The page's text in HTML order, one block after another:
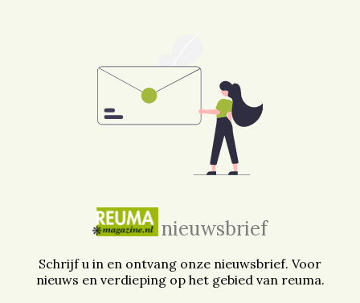
nieuwsbrief
Schrijf u in en ontvang onze nieuwsbrief. Voor
nieuws en verdieping op het gebied van reuma.